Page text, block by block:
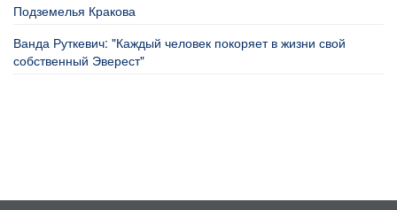
Подземелья Кракова
Ванда Руткевич: "Каждый человек покоряет в жизни свой
собственный Эверест"